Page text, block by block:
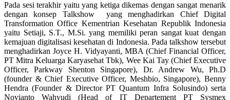
Pada sesi terakhir yaitu yang ketiga dikemas dengan sangat menarik
dengan konsep Talkshow
yang menghadirkan Chief Digital
Transformation Office Kementrian Kesehatan Republik Indonesia
yaitu Setiaji, S.T., M.Si. yang memiliki peran sangat kuat dengan
kemajuan digitalisasi kesehatan di Indonesia. Pada talkshow tersebut
menghadirkan Joyce H. Vidyayanti, MBA (Chief Financial Officer,
PT Mitra Keluarga Karyasehat Tbk), Wee Kai Tay (Chief Executive
Officer, Parkway Shenton Singapore), Dr. Andrew Wu, Ph.D
(founder & Chief Executive Officer, Meshbio, Singapore), Benny
Hendra (Founder & Director PT Quantum Infra Solusindo) serta
Novianto Wahyudi (Head of IT Departement PT Sysmex